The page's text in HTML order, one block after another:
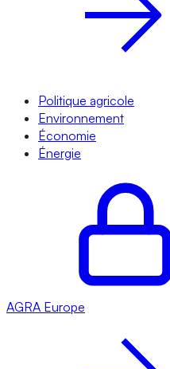
Politique agricole
Environnement
Économie
Énergie
AGRA Europe